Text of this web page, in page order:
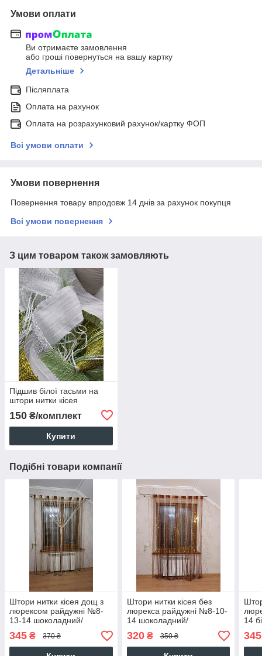
Умови оплати
Ви отримаєте замовлення
або гроші повернуться на вашу картку
Детальніше
Післяплата
Оплата на рахунок
Оплата на розрахунковий рахунок/картку ФОП
Всі умови оплати
Умови повернення
Повернення товару впродовж 14 днів за рахунок покупця
Всі умови повернення
З цим товаром також замовляють
Підшив білої тасьми на
штори нитки кісея
150 ₴/комплект
Купити
Подібні товари компанії
Штори нитки кісея дощ з
люрексом райдужні №8-
13-14 шоколадний/
шампань/золотий 3 м на
2.8 м більше 50-ти
кольорів
345 ₴ 370 ₴
Штори нитки кісея без
люрекса райдужні №8-10-
14 шоколадний/
коричневий/золотий 3 м
на 2.8 м
320₴ 350 ₴
14
345